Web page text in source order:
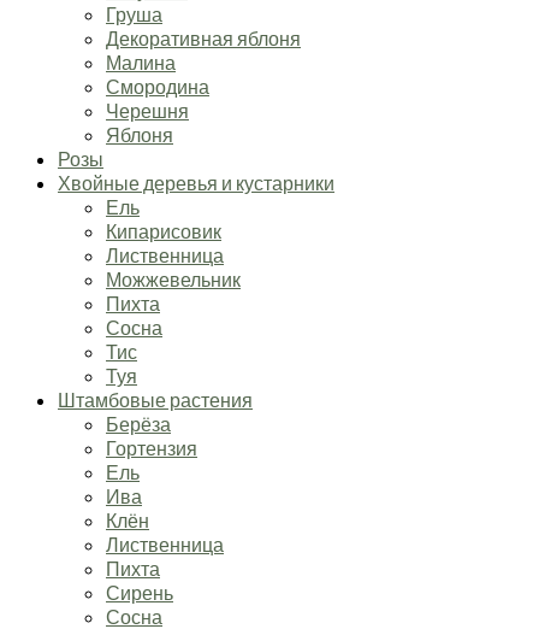
Груша
Декоративная яблоня
Малина
Смородина
Черешня
Яблоня
Розы
Хвойные деревья и кустарники
Ель
Кипарисовик
Лиственница
Можжевельник
Пихта
Сосна
Тис
Туя
Штамбовые растения
Берёза
Гортензия
Ель
Ива
Клён
Лиственница
Пихта
Сирень
Сосна